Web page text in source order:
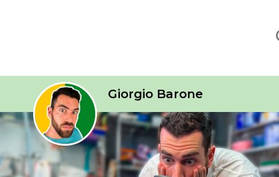
Giorgio Barone